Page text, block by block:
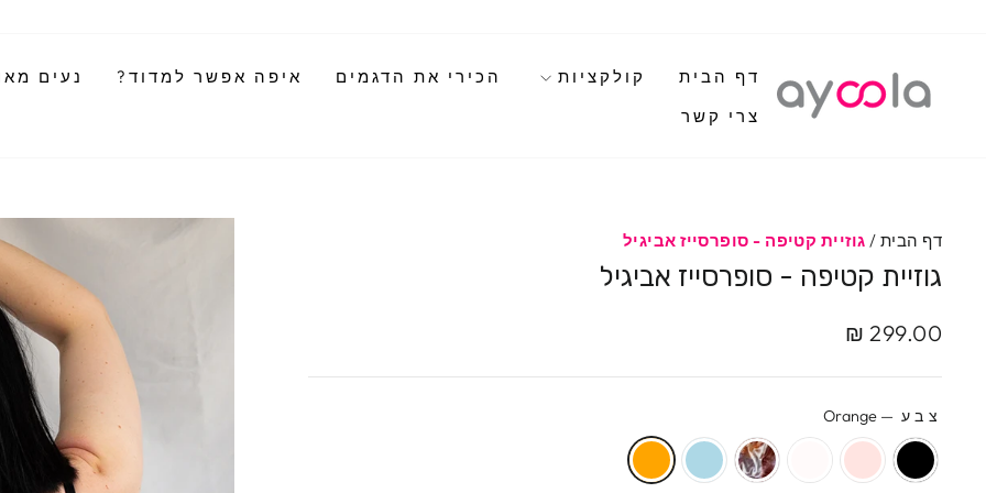
דף הבית קולקציות הכירי את הדגמים איפה אפשר למדוד? נעים
צרי קשר
דף הבית / גוזיית קטיפה - סופרסייז אביגיל
גוזיית קטיפה - סופרסייז אביגיל
מחיר
299.00 ₪
צבע —
Orange